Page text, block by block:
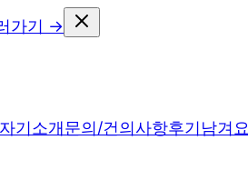
가기 →
자기소개문의/건의사항후기남겨요